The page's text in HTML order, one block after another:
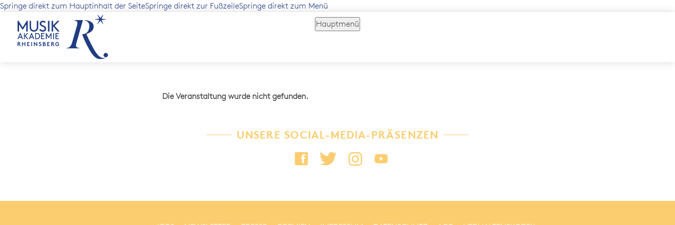
Springe direkt zum Hauptinhalt der SeiteSpringe direkt zur FußzeileSpringe direkt zum Menü
Hauptmenü
Die Veranstaltung wurde nicht gefunden.
UNSERE SOCIAL-MEDIA-PRÄSENZEN